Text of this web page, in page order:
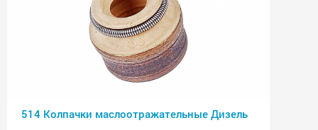
514 Колпачки маслоотражательные Дизель